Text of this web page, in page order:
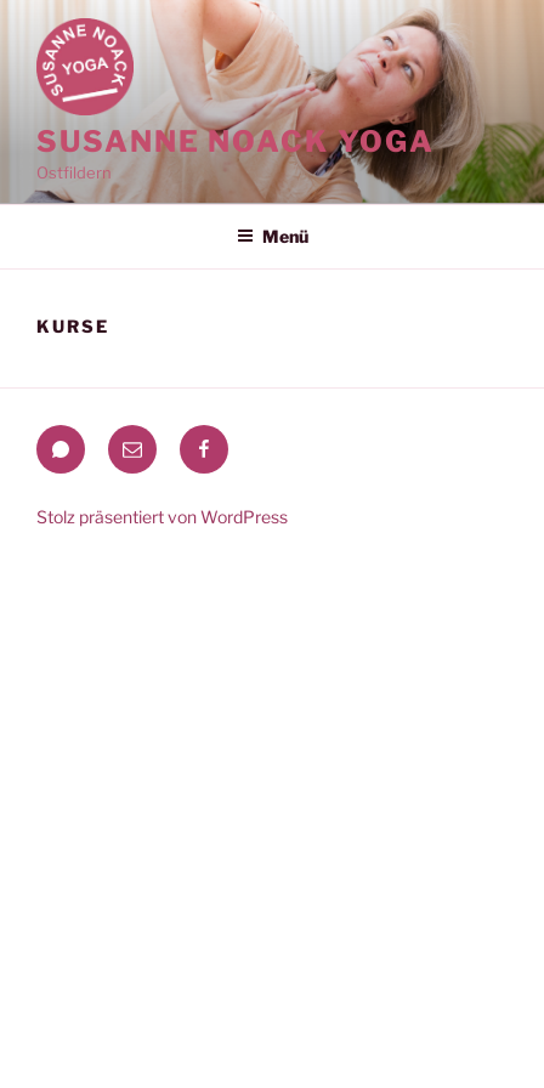
Inhalt
springen
SUSANNE NOACK YOGA
Ostfildern
Menü
KURSE
WhatsAppMail Facebook
Stolz präsentiert von WordPress